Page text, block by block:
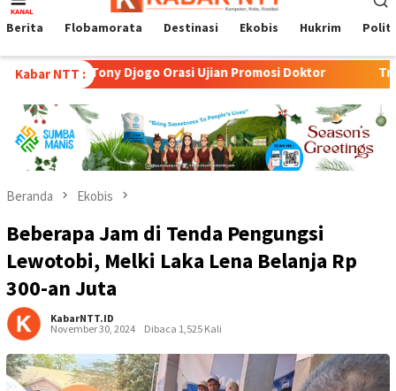
Mobile
Berita Flobamorata Destinasi Ekobis Hukrim
Kabar NTT :
Orasi Ujian Promosi Doktor Transformasi
Beranda Ekobis
Beberapa Jam di Tenda Pengungsi
Lewotobi, Melki Laka Lena Belanja Rp
300-an Juta
KabarNTT.ID
November 30, 2024
Dibaca 1,525 Kali